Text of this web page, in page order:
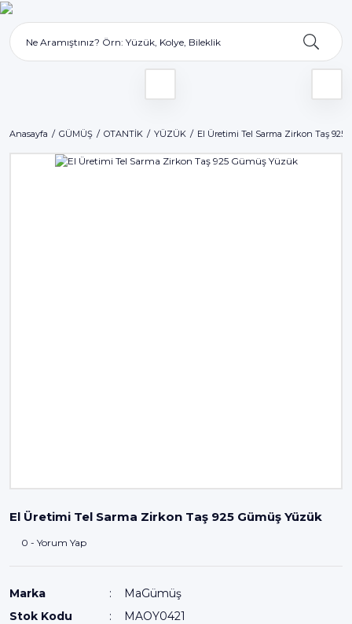
Anasayfa GÜMÜŞ OTANTİK YÜZÜK El Üretimi Tel Sarma Zirkon Taş 925
El Üretimi Tel Sarma Zirkon Taş 925 Gümüş Yüzük
0 - Yorum Yap
Marka
MaGümüş
Stok Kodu
MAOY0421